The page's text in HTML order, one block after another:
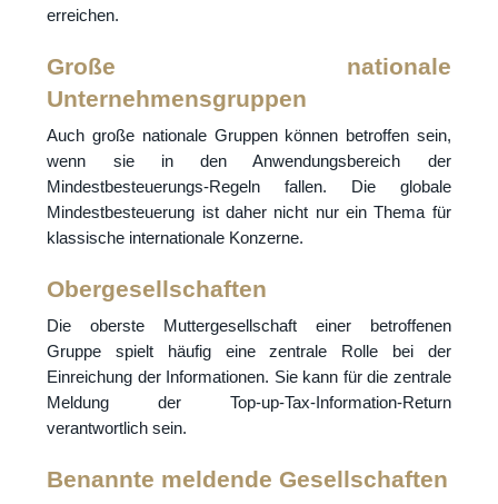
erreichen.
Große nationale
Unternehmensgruppen
Auch große nationale Gruppen können betroffen sein,
wenn sie in den Anwendungsbereich der
Mindestbesteuerungs-Regeln fallen. Die globale
Mindestbesteuerung ist daher nicht nur ein Thema für
klassische internationale Konzerne.
Obergesellschaften
Die oberste Muttergesellschaft einer betroffenen
Gruppe spielt häufig eine zentrale Rolle bei der
Einreichung der Informationen. Sie kann für die zentrale
Meldung der Top-up-Tax-Information-Return
verantwortlich sein.
Benannte meldende Gesellschaften